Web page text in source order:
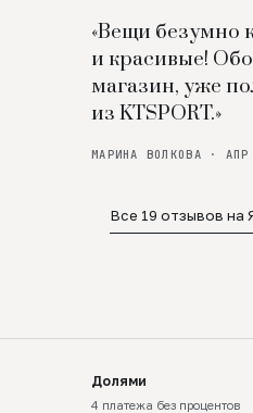
«Вещи безумно
и красивые!
магазин, уже
из KTSPORT.»
МАРИНА ВОЛКОВА · АПР
Все 19 отзывов на
Долями
4 платежа без процентов